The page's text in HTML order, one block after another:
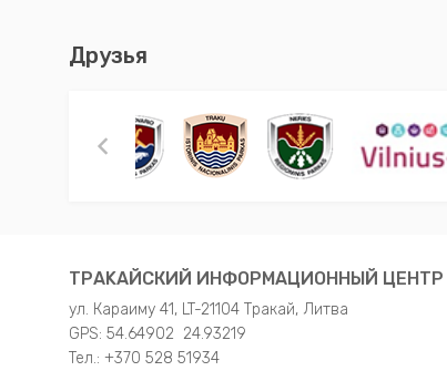
Друзья
TРAKAЙСКИЙ ИНФОРМАЦИОННЫЙ
ул. Караиму 41, LT-21104 Тракай, Литва
GPS: 54.64902 24.93219
Teл.: +370 528 51934